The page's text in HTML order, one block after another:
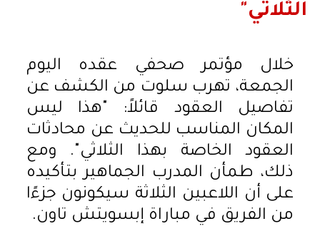
الثلاثي"
خلال مؤتمر صحفي عقده اليوم
الجمعة، تهرب سلوت من الكشف عن
تفاصيل العقود قائلاً: "هذا ليس
المكان المناسب للحديث عن محادثات
العقود الخاصة بهذا الثلاثي". ومع
ذلك، طمأن المدرب الجماهير بتأكيده
على أن اللاعبين الثلاثة سيكونون جزءًا
من الفريق في مباراة إبسويتش تاون.